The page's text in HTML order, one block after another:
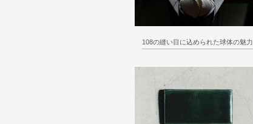
108の縫い目に込められた球体の魅力